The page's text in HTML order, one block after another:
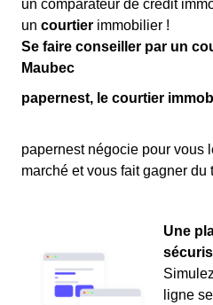
un comparateur de crédit
un courtier immobilier !
Se faire conseiller par un
Maubec
papernest, le courtier
papernest négocie pour vous
marché et vous fait gagner du
Une
ligne